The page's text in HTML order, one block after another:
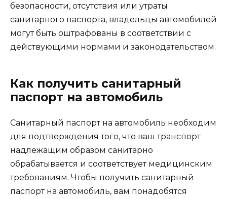
безопасности, отсутствия или утраты
санитарного паспорта, владельцы автомобилей
могут быть оштрафованы в соответствии с
действующими нормами и законодательством.
Как получить санитарный
паспорт на автомобиль
Санитарный паспорт на автомобиль необходим
для подтверждения того, что ваш транспорт
надлежащим образом санитарно
обрабатывается и соответствует медицинским
требованиям. Чтобы получить санитарный
паспорт на автомобиль, вам понадобятся